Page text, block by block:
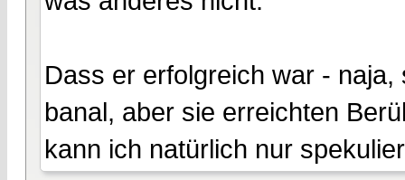
Dass er erfolgreich war -
banal, aber sie erreichten
kann ich natürlich nur